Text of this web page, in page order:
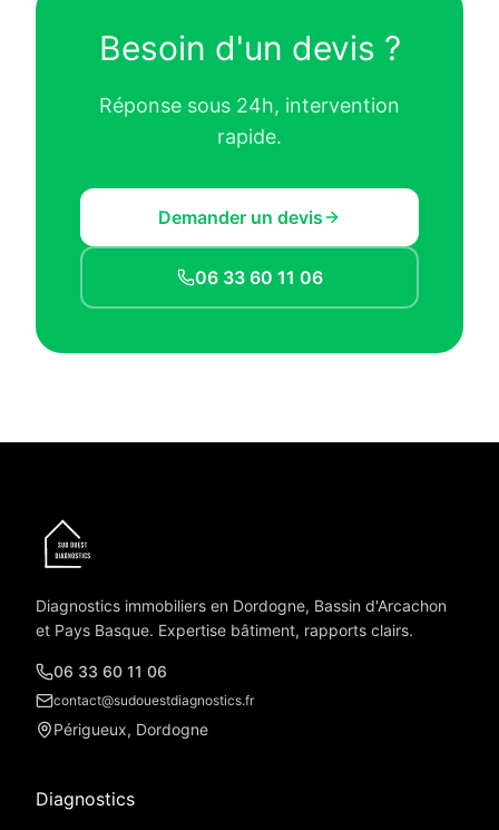
Besoin d'un devis ?
Réponse sous 24h, intervention
rapide.
Demander un devis
06 33 60 11 06
Diagnostics immobiliers en Dordogne, Bassin d'Arcachon
et Pays Basque. Expertise bâtiment, rapports clairs.
06 33 60 11 06
contact@sudouestdiagnostics.fr
Périgueux, Dordogne
Diagnostics